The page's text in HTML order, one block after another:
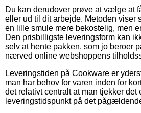
Du kan derudover prøve at vælge at
eller ud til dit arbejde. Metoden viser
en lille smule mere bekostelig, men
Den prisbilligste leveringsform kan
selv at hente pakken, som jo beroer
nærved online webshoppens
Leveringstiden på Cookware er
man har behov for varen inden for
det relativt centralt at man tjekker det
leveringstidspunkt på det